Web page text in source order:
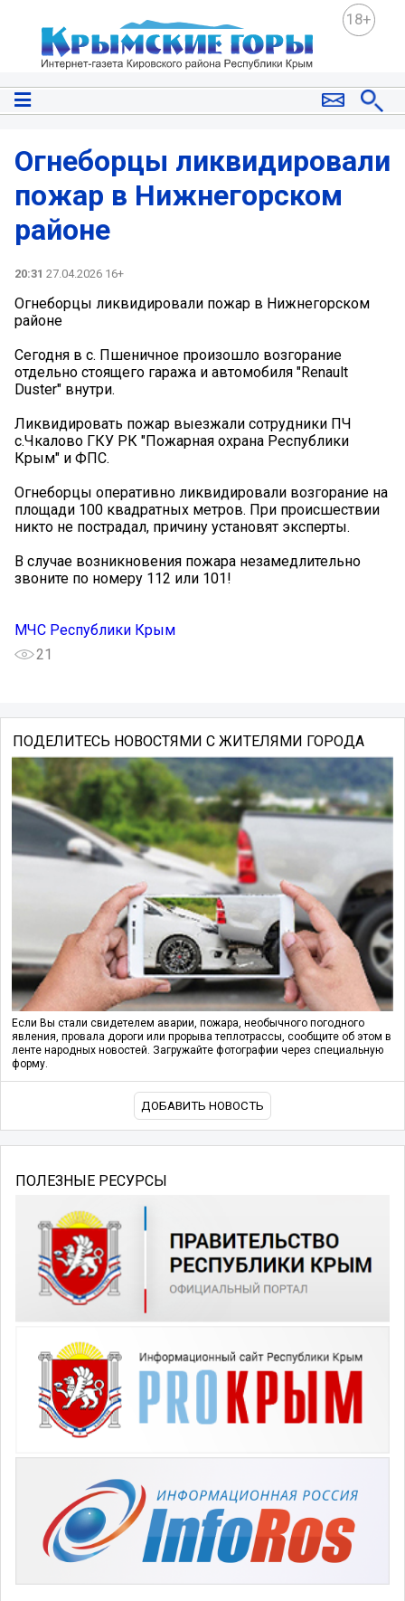
18+
Огнеборцы ликвидировали
пожар в Нижнегорском
районе
20:31 27.04.2026 16+
Огнеборцы ликвидировали пожар в Нижнегорском
районе
Сегодня в с. Пшеничное произошло возгорание
отдельно стоящего гаража и автомобиля "Renault
Duster" внутри.
Ликвидировать пожар выезжали сотрудники ПЧ
с.Чкалово ГКУ РК "Пожарная охрана Республики
Крым" и ФПС.
Огнеборцы оперативно ликвидировали возгорание на
площади 100 квадратных метров. При происшествии
никто не пострадал, причину установят эксперты.
В случае возникновения пожара незамедлительно
звоните по номеру 112 или 101!
МЧС Республики Крым
21
ПОДЕЛИТЕСЬ НОВОСТЯМИ С ЖИТЕЛЯМИ ГОРОДА
Если Вы стали свидетелем аварии, пожара, необычного погодного
явления, провала дороги или прорыва теплотрассы, сообщите об этом в
ленте народных новостей. Загружайте фотографии через специальную
форму.
ДОБАВИТЬ НОВОСТЬ
ПОЛЕЗНЫЕ РЕСУРСЫ